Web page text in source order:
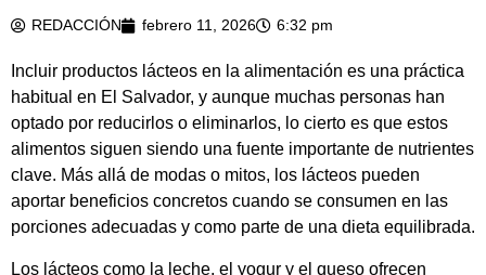
REDACCIÓN febrero 11, 2026 6:32 pm
Incluir productos lácteos en la alimentación es una práctica
habitual en El Salvador, y aunque muchas personas han
optado por reducirlos o eliminarlos, lo cierto es que estos
alimentos siguen siendo una fuente importante de nutrientes
clave. Más allá de modas o mitos, los lácteos pueden
aportar beneficios concretos cuando se consumen en las
porciones adecuadas y como parte de una dieta equilibrada.
Los lácteos como la leche, el yogur y el queso ofrecen